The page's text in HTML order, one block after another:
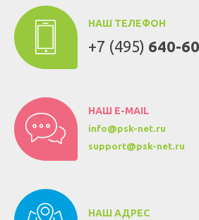
НАШ ТЕЛЕФОН
+7 (495) 640-
НАШ E-MAIL
info@psk-net.ru
support@psk-net.ru
НАШ АДРЕС